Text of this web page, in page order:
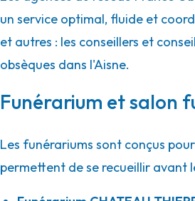
un service optimal, fluide et
et autres : les conseillers et
obsèques dans l'Aisne.
Funérarium et salon
Les funérariums sont conçus
permettent de se recueillir avant